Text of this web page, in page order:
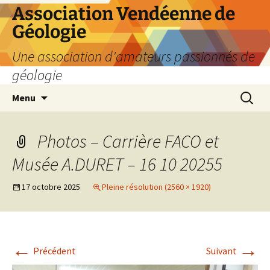
Aller
au
contenu
Association Vendéenne de
Géologie
Une association d'amateurs passionnés de
géologie
Menu
Photos – Carrière FACO et
Musée A.DURET – 16 10 20255
17 octobre 2025 Pleine résolution (2560 × 1920)
← Précédent Suivant →